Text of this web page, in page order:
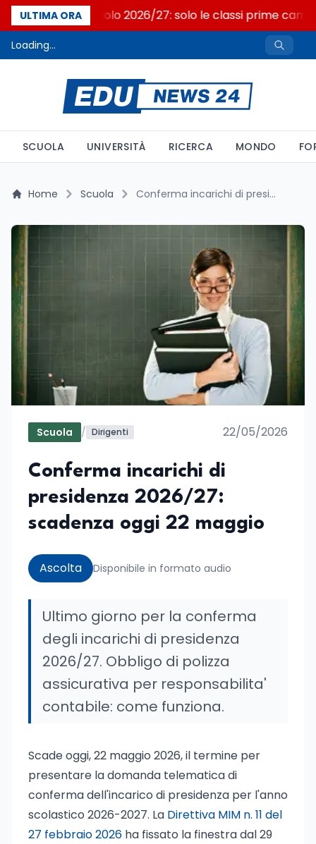
ULTIMA ORA
Nuovo curricolo 2026/27: solo le classi prime
Loading...
SCUOLA UNIVERSITÀ RICERCA MONDO
Home Scuola Conferma incarichi di presidenza 2026/27: scadenza oggi 22 maggio
Scuola / Dirigenti 22/05/2026
Conferma incarichi di
presidenza 2026/27:
scadenza oggi 22 maggio
Ascolta Disponibile in formato audio
Ultimo giorno per la conferma
degli incarichi di presidenza
2026/27. Obbligo di polizza
assicurativa per responsabilita'
contabile: come funziona.
Scade oggi, 22 maggio 2026, il termine per
presentare la domanda telematica di
conferma dell'incarico di presidenza per l'anno
scolastico 2026-2027. La Direttiva MIM n. 11 del
27 febbraio 2026 ha fissato la finestra dal 29